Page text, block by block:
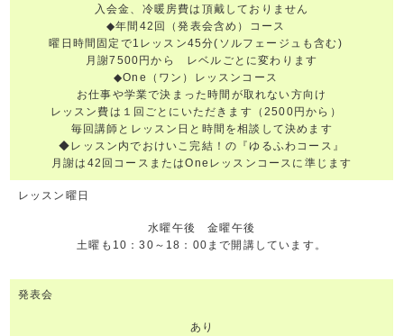
入会金、冷暖房費は頂戴しておりません
◆年間42回（発表会含め）コース
曜日時間固定で1レッスン45分(ソルフェージュも含む)
月謝7500円から レベルごとに変わります
◆One（ワン）レッスンコース
お仕事や学業で決まった時間が取れない方向け
レッスン費は１回ごとにいただきます（2500円から）
毎回講師とレッスン日と時間を相談して決めます
◆レッスン内でおけいこ完結！の『ゆるふわコース』
月謝は42回コースまたはOneレッスンコースに準じます
レッスン曜日
水曜午後 金曜午後
土曜も10：30～18：00まで開講しています。
発表会
あり